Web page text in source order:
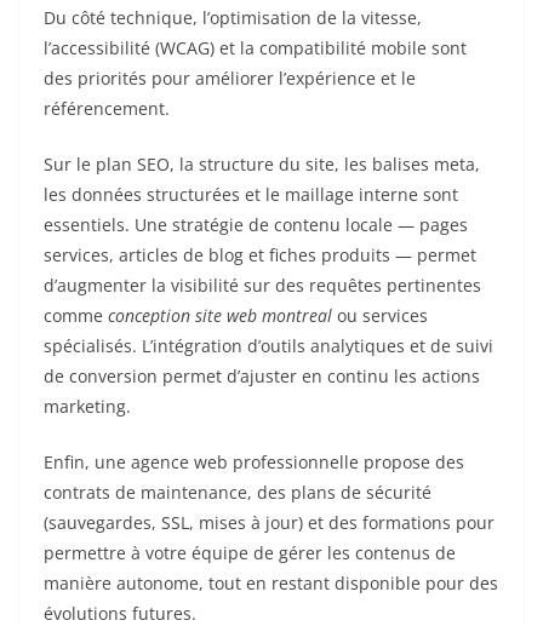
Du côté technique, l’optimisation de la vitesse,
l’accessibilité (WCAG) et la compatibilité mobile sont
des priorités pour améliorer l’expérience et le
référencement.
Sur le plan SEO, la structure du site, les balises meta,
les données structurées et le maillage interne sont
essentiels. Une stratégie de contenu locale — pages
services, articles de blog et fiches produits — permet
d’augmenter la visibilité sur des requêtes pertinentes
comme conception site web montreal ou services
spécialisés. L’intégration d’outils analytiques et de suivi
de conversion permet d’ajuster en continu les actions
marketing.
Enfin, une agence web professionnelle propose des
contrats de maintenance, des plans de sécurité
(sauvegardes, SSL, mises à jour) et des formations pour
permettre à votre équipe de gérer les contenus de
manière autonome, tout en restant disponible pour des
évolutions futures.